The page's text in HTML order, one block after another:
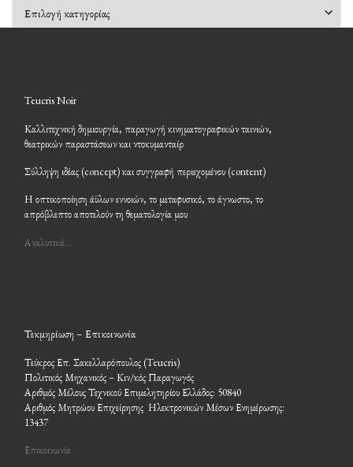
Teucris Noir
Καλλιτεχνική δημιουργία, παραγωγή κινηματογραφικών ταινιών,
θεατρικών παραστάσεων και ντοκυμανταίρ
Σύλληψη ιδέας (concept) και συγγραφή περιεχομένου (content)
Η οπτικοποίηση άϋλων εννοιών, το μεταφυσικό, το άγνωστο, το
απρόβλεπτο αποτελούν τη θεματολογία μου
Αναλυτικά…
Τεκμηρίωση – Επικοινωνία
Τεύκρος Επ. Σακελλαρόπουλος (Teucris)
Πολιτικός Μηχανικός – Κιν/κός Παραγωγός
Αριθμός Μέλους Τεχνικού Επιμελητηρίου Ελλάδος: 50840
Αριθμός Μητρώου Επιχείρησης Ηλεκτρονικών Μέσων Ενημέρωσης:
13437
Επικοινωνία